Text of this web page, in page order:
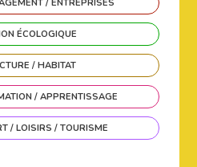
/ ENTREPRISES
ÉCOLOGIQUE
/ HABITAT
/ APPRENTISSAGE
/ LOISIRS / TOURISME